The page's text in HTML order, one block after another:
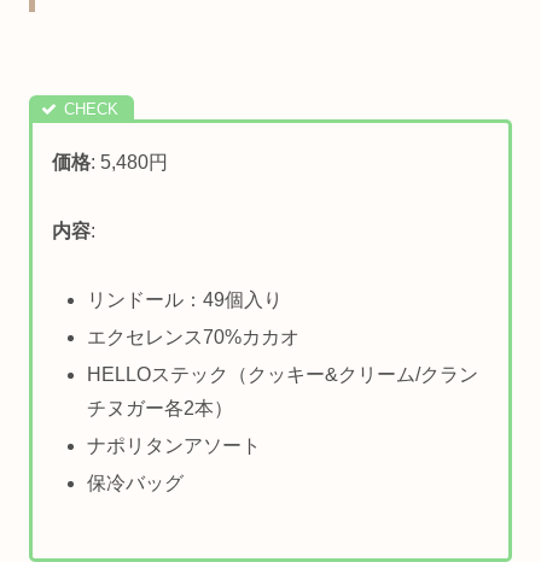
価格: 5,480円
内容:
リンドール：49個入り
エクセレンス70%カカオ
HELLOステック（クッキー&クリーム/クラン
チヌガー各2本）
ナポリタンアソート
保冷バッグ